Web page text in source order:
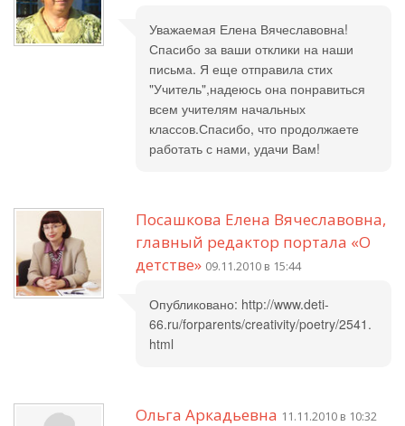
Уважаемая Елена Вячеславовна!
Спасибо за ваши отклики на наши
письма. Я еще отправила стих
"Учитель",надеюсь она понравиться
всем учителям начальных
классов.Спасибо, что продолжаете
работать с нами, удачи Вам!
Посашкова Елена Вячеславовна,
главный редактор портала «О
детстве» 09.11.2010 в 15:44
Опубликовано: http://www.deti-
66.ru/forparents/creativity/poetry/2541.
html
Ольга Аркадьевна 11.11.2010 в 10:32